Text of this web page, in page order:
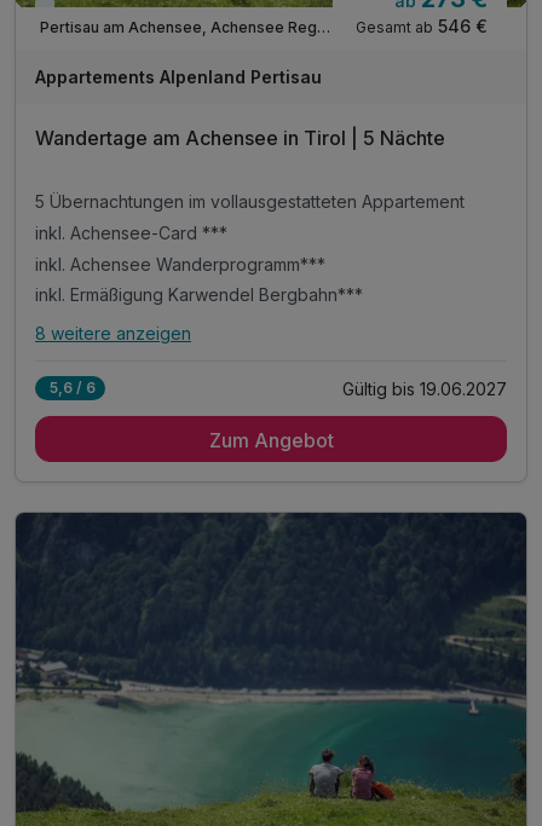
Viele Termine frei
Pertisau am Achensee, Achensee Region
Gesamt ab 546 €
Appartements Alpenland Pertisau
Wandertage am Achensee in Tirol | 5 Nächte
5 Übernachtungen im vollausgestatteten Appartement
inkl. Achensee-Card ***
inkl. Achensee Wanderprogramm***
inkl. Ermäßigung Karwendel Bergbahn***
Alle Inklusivleistungen
inkl. Achensee-Card ***
Tipp: Brötchenservice auf Bestellung
Tipp: Wanderung durch die Wolfsklamm
Tipp: Wanderung ins Vomper Loch
Tipp: Schwazer Knappensteig
Tipp: Direkt am Karwendel-Naturschutzgebiet
ACHTUNG: Aufpreis 3te & 4te Person*
8 weitere anzeigen
5,6 / 6 Gültig bis 19.06.2027
Zum Angebot